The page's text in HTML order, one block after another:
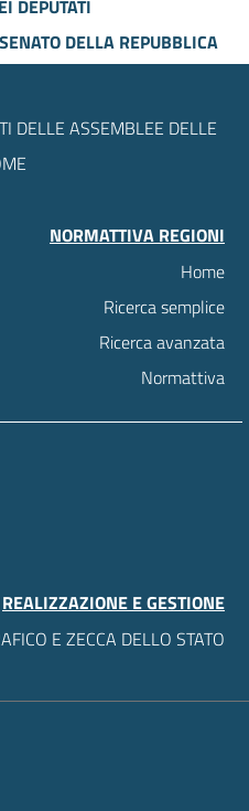
DEPUTATI
SENATO DELLA REPUBBLICA
DELLE ASSEMBLEE DELLE
NORMATTIVA REGIONI
Home
Ricerca semplice
Ricerca avanzata
Normattiva
REALIZZAZIONE E GESTIONE
E ZECCA DELLO STATO